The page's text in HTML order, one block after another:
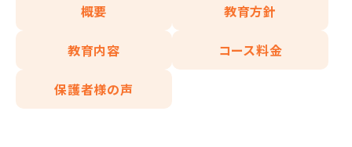
概要 教育方針
教育内容 コース料金
保護者様の声